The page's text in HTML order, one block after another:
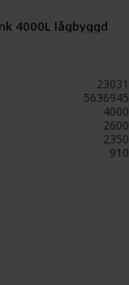
4000L lågbyggd
23031
5636945
4000
2600
2350
910